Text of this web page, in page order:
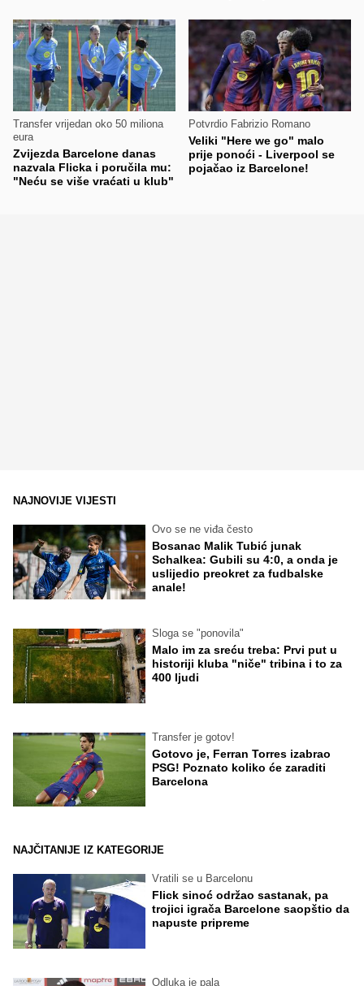
Transfer vrijedan oko 50 miliona
eura
Zvijezda Barcelone danas
nazvala Flicka i poručila mu:
"Neću se više vraćati u klub"
Potvrdio Fabrizio Romano
Veliki "Here we go" malo
prije ponoći - Liverpool se
pojačao iz Barcelone!
NAJNOVIJE VIJESTI
Ovo se ne viđa često
Bosanac Malik Tubić junak
Schalkea: Gubili su 4:0, a onda je
uslijedio preokret za fudbalske
anale!
Sloga se "ponovila"
Malo im za sreću treba: Prvi put u
historiji kluba "niče" tribina i to za
400 ljudi
Transfer je gotov!
Gotovo je, Ferran Torres izabrao
PSG! Poznato koliko će zaraditi
Barcelona
NAJČITANIJE IZ KATEGORIJE
Vratili se u Barcelonu
Flick sinoć održao sastanak, pa
trojici igrača Barcelone saopštio da
napuste pripreme
Odluka je pala